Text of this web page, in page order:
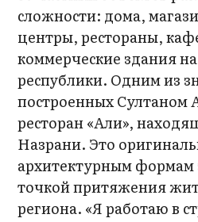
сложности: дома,
центры, рестораны,
коммерческие здания
республики. Одним из
построенных Султаном
ресторан «Али»,
Назрани. Это
архитектурным формам
точкой притяжения
региона. «Я работаю в